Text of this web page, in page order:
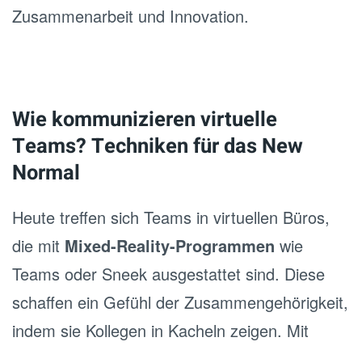
Zusammenarbeit und Innovation.
Wie kommunizieren virtuelle
Teams? Techniken für das New
Normal
Heute treffen sich Teams in virtuellen Büros,
die mit Mixed-Reality-Programmen wie
Teams oder Sneek ausgestattet sind. Diese
schaffen ein Gefühl der Zusammengehörigkeit,
indem sie Kollegen in Kacheln zeigen. Mit